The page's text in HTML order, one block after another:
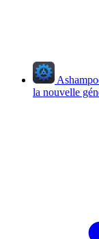
la nouvelle